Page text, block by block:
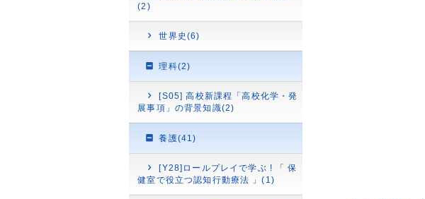
(2)
世界史(6)
理科(2)
[S05] 高校新課程「高校化学・発
展事項」の背景知識(2)
養護(41)
[Y28]ロールプレイで学ぶ ! 「 保
健室で役立つ認知行動療法 」(1)